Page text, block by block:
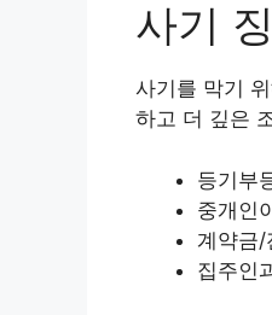
사기
사기를 막기
하고 더 깊은
등기부
중개인
계약금/
집주인